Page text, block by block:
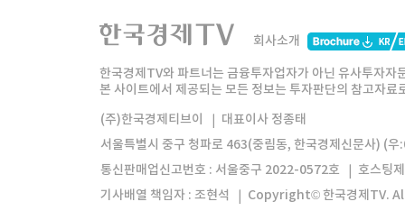
한국경제TV
한경미디어그룹 한국경제신문 한국경제
모바일앱 한국경제TV앱
회사소개
한국경제TV와 파트너는 금융투자업자가 아닌 유사투자
본 사이트에서 제공되는 모든 정보는 투자판단의 참고자
(주)한국경제티브이
대표이사 정종태
서울특별시 중구 청파로 463(중림동, 한국경제신문사) (
통신판매업신고번호 : 서울중구 2022-0572호
호스팅
기사배열 책임자 : 조현석
Copyright© 한국경제TV.